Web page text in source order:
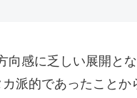
向感に乏しい展開と
派的であったことか